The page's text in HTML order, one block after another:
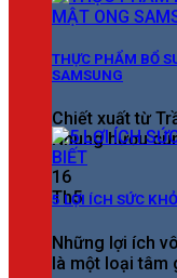
THỰC PHẨM BỔ
SAMSUNG
Chiết xuất từ
Nhung hươu
16
Th5
5 LỢI ÍCH SỨC
Những lợi ích
là một loại tâm